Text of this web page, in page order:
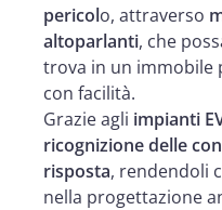
pericolo, attraverso
altoparlanti, che
trova in un immobile
con facilità.
Grazie agli impianti
ricognizione delle
risposta, rendendoli
nella progettazione